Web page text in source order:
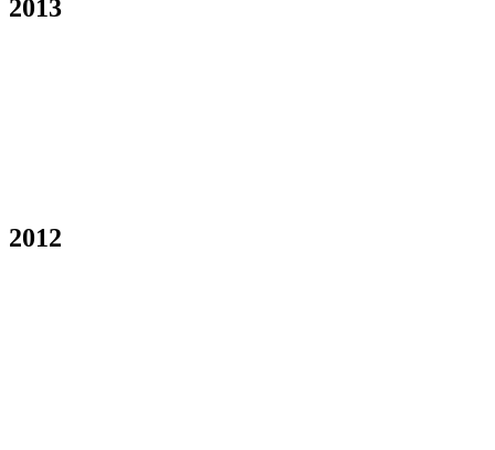
2013
2012